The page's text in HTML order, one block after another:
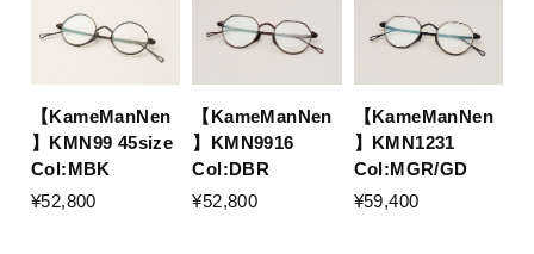
【KameManNen
】KMN99 45size
Col:MBK
¥52,800
【KameManNen
】KMN9916
Col:DBR
¥52,800
【KameManNen
】KMN1231
Col:MGR/GD
¥59,400